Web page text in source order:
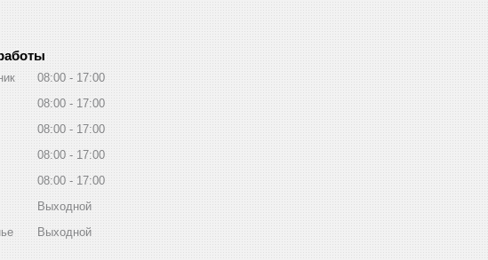
08:00
17:00
08:00
17:00
08:00
17:00
08:00
17:00
08:00
17:00
Выходной
Выходной